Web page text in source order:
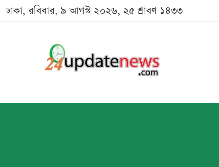
ঢাকা, রবিবার, ৯ আগস্ট ২০২৬, ২৫ শ্রাবণ ১৪৩৩